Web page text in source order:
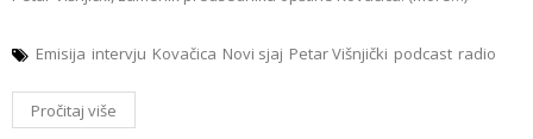
Emisija intervju Kovačica Novi sjaj Petar Višnjički podcast radio
Pročitaj više